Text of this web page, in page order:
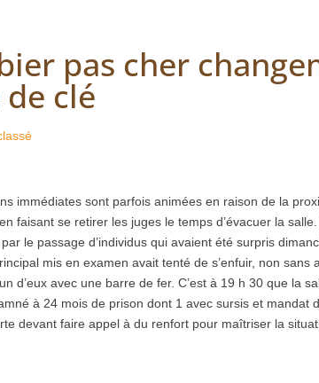
pas cher
clé
immédiates sont parfois animées en raison de la
faisant se retirer les juges le temps d’évacuer la
le passage d’individus qui avaient été surpris
mis en examen avait tenté de s’enfuir, non sans
d’eux avec une barre de fer. C’est à 19 h 30 que la
à 24 mois de prison dont 1 avec sursis et mandat
devant faire appel à du renfort pour maîtriser la